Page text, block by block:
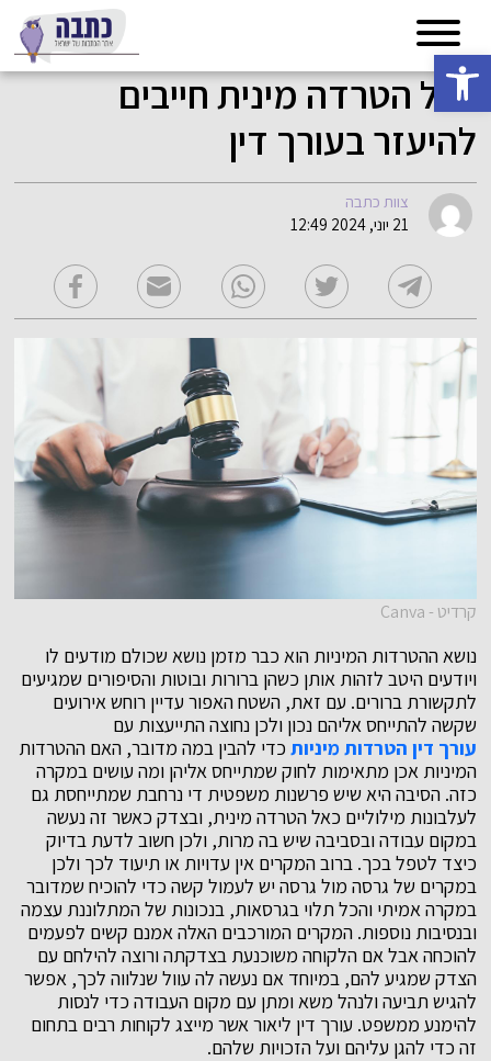
פתח סרגל נגישות
בכל הטרדה מינית חייבים
להיעזר בעורך דין
צוות כתבה
21 יוני, 2024 12:49
קרדיט - Canva
נושא ההטרדות המיניות הוא כבר מזמן נושא שכולם מודעים לו
ויודעים היטב לזהות אותן כשהן ברורות ובוטות והסיפורים שמגיעים
לתקשורת ברורים. עם זאת, השטח האפור עדיין רוחש אירועים
שקשה להתייחס אליהם נכון ולכן נחוצה התייעצות עם
עורך דין הטרדות מיניותכדי להבין במה מדובר, האם ההטרדות
המיניות אכן מתאימות לחוק שמתייחס אליהן ומה עושים במקרה
כזה. הסיבה היא שיש פרשנות משפטית די נרחבת שמתייחסת גם
לעלבונות מילוליים כאל הטרדה מינית, ובצדק כאשר זה נעשה
במקום עבודה ובסביבה שיש בה מרות, ולכן חשוב לדעת בדיוק
כיצד לטפל בכך. ברוב המקרים אין עדויות או תיעוד לכך ולכן
במקרים של גרסה מול גרסה יש לעמול קשה כדי להוכיח שמדובר
במקרה אמיתי והכל תלוי בגרסאות, בנכונות של המתלוננת עצמה
ובנסיבות נוספות. המקרים המורכבים האלה אמנם קשים לפעמים
להוכחה אבל אם הלקוחה משוכנעת בצדקתה ורוצה להילחם עם
הצדק שמגיע להם, במיוחד אם נעשה לה עוול שנלווה לכך, אפשר
להגיש תביעה ולנהל משא ומתן עם מקום העבודה כדי לנסות
להימנע ממשפט. עורך דין ליאור אשר מייצג לקוחות רבים בתחום
זה כדי להגן עליהם ועל הזכויות שלהם.